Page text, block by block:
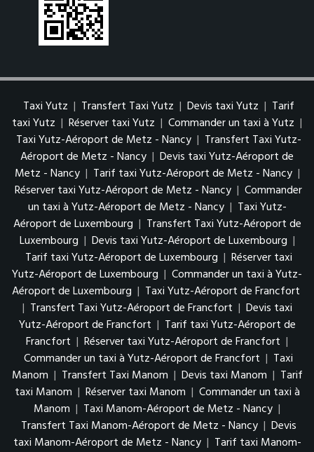
Taxi Yutz | Transfert Taxi Yutz | Devis taxi Yutz | Tarif
taxi Yutz | Réserver taxi Yutz | Commander un taxi à Yutz |
Taxi Yutz-Aéroport de Metz - Nancy | Transfert Taxi Yutz-
Aéroport de Metz - Nancy | Devis taxi Yutz-Aéroport de
Metz - Nancy | Tarif taxi Yutz-Aéroport de Metz - Nancy |
Réserver taxi Yutz-Aéroport de Metz - Nancy | Commander
un taxi à Yutz-Aéroport de Metz - Nancy | Taxi Yutz-
Aéroport de Luxembourg | Transfert Taxi Yutz-Aéroport de
Luxembourg | Devis taxi Yutz-Aéroport de Luxembourg |
Tarif taxi Yutz-Aéroport de Luxembourg | Réserver taxi
Yutz-Aéroport de Luxembourg | Commander un taxi à Yutz-
Aéroport de Luxembourg | Taxi Yutz-Aéroport de Francfort
| Transfert Taxi Yutz-Aéroport de Francfort | Devis taxi
Yutz-Aéroport de Francfort | Tarif taxi Yutz-Aéroport de
Francfort | Réserver taxi Yutz-Aéroport de Francfort |
Commander un taxi à Yutz-Aéroport de Francfort | Taxi
Manom | Transfert Taxi Manom | Devis taxi Manom | Tarif
taxi Manom | Réserver taxi Manom | Commander un taxi à
Manom | Taxi Manom-Aéroport de Metz - Nancy |
Transfert Taxi Manom-Aéroport de Metz - Nancy | Devis
taxi Manom-Aéroport de Metz - Nancy | Tarif taxi Manom-